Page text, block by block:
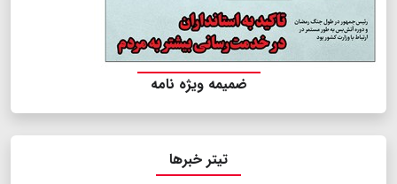
ضمیمه ویژه نامه
تیتر خبرها